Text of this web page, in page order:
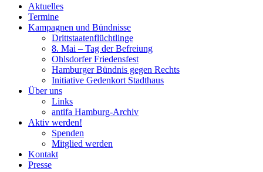
Aktuelles
Termine
Kampagnen und Bündnisse
Drittstaatenflüchtlinge
8. Mai – Tag der Befreiung
Ohlsdorfer Friedensfest
Hamburger Bündnis gegen Rechts
Initiative Gedenkort Stadthaus
Über uns
Links
antifa Hamburg-Archiv
Aktiv werden!
Spenden
Mitglied werden
Kontakt
Presse